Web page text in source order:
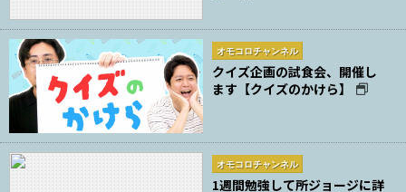
オモコロチャンネル
クイズ企画の試食会、開催し
ます【クイズのかけら】
オモコロチャンネル
1週間勉強して所ジョージに詳